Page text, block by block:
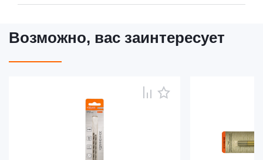
Возможно, вас заинтересует